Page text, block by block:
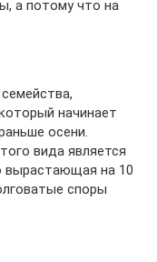
а потому что на
начинает
осени.
вида является
вырастающая на 10
споры